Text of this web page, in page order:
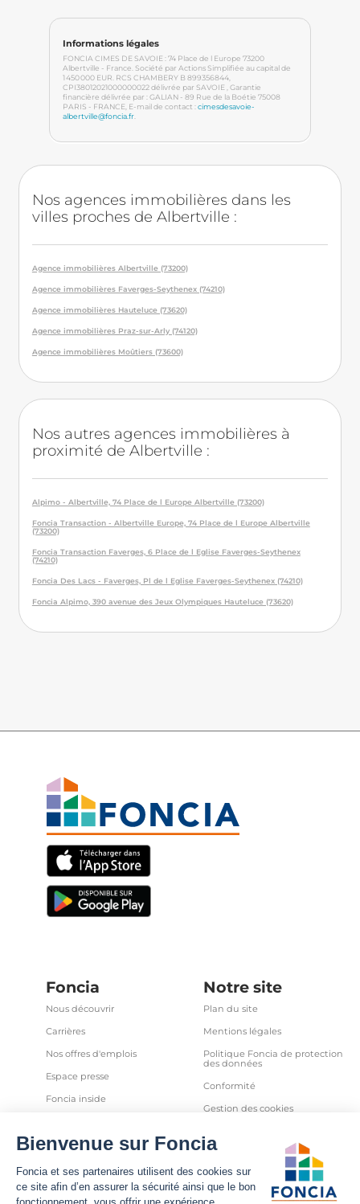
Informations légales
FONCIA CIMES DE SAVOIE : 74 Place de l Europe 73200
Albertville - France. Société par Actions Simplifiée au capital de
1 450 000 EUR. RCS CHAMBERY B 899356844
CPI38012021000000022délivrée par SAVOIE
, Garantie
financière délivrée par : GALIAN - 89 Rue de la Boétie 75008
PARIS - FRANCE , E-mail de contact :cimesdesavoie-
albertville@foncia.fr
Nos agences immobilières dans les
villes proches de Albertville :
Agence immobilières Albertville (73200)
Agence immobilières Faverges-Seythenex (74210)
Agence immobilières Hauteluce (73620)
Agence immobilières Praz-sur-Arly (74120)
Agence immobilières Moûtiers (73600)
Nos autres agences immobilières à
proximité de Albertville :
Alpimo - Albertville, 74 Place de l Europe Albertville (73200)
Foncia Transaction - Albertville Europe, 74 Place de l Europe Albertville
(73200)
Foncia Transaction Faverges, 6 Place de l Eglise Faverges-Seythenex
(74210)
Foncia Des Lacs - Faverges, Pl de l Eglise Faverges-Seythenex (74210)
Foncia Alpimo, 390 avenue des Jeux Olympiques Hauteluce (73620)
Foncia
Nous découvrir
Carrières
Nos offres d'emplois
Espace presse
Foncia inside
Partenaires
Notre site
Plan du site
Mentions légales
Politique Foncia de protection
des données
Conformité
Gestion des cookies
et autres traceurs
Sécurité informatique
Déclaration d'accessibilité